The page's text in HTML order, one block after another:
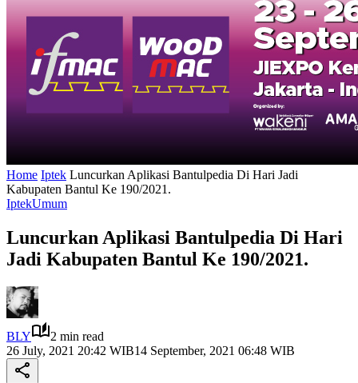
Home Iptek Luncurkan Aplikasi Bantulpedia Di Hari Jadi
Kabupaten Bantul Ke 190/2021.
IptekUmum
Luncurkan Aplikasi Bantulpedia Di Hari
Jadi Kabupaten Bantul Ke 190/2021.
BLY
2 min read
26 July, 2021 20:42 WIB14 September, 2021 06:48 WIB